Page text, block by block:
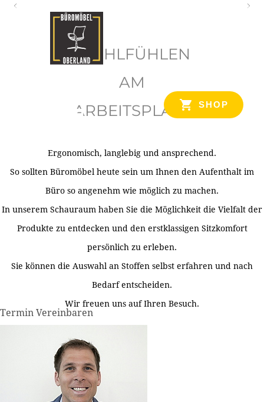
SHOP
WOHLFÜHLEN
AM
ARBEITSPLATZ
Ergonomisch, langlebig und ansprechend.
So sollten Büromöbel heute sein um Ihnen den Aufenthalt im
Büro so angenehm wie möglich zu machen.
In unserem Schauraum haben Sie die Möglichkeit die Vielfalt der
Produkte zu entdecken und den erstklassigen Sitzkomfort
persönlich zu erleben.
Sie können die Auswahl an Stoffen selbst erfahren und nach
Bedarf entscheiden.
Wir freuen uns auf Ihren Besuch.
Termin Vereinbaren